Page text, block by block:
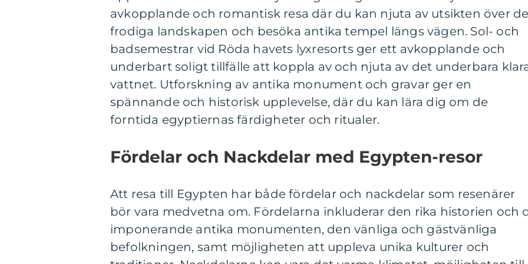
avkopplande och romantisk resa där du kan njuta av utsikten över de
frodiga landskapen och besöka antika tempel längs vägen. Sol- och
badsemestrar vid Röda havets lyxresorts ger ett avkopplande och
underbart soligt tillfälle att koppla av och njuta av det underbara
vattnet. Utforskning av antika monument och gravar ger en
spännande och historisk upplevelse, där du kan lära dig om de
forntida egyptiernas färdigheter och ritualer.
Fördelar och Nackdelar med Egypten-resor
Att resa till Egypten har både fördelar och nackdelar som resenärer
bör vara medvetna om. Fördelarna inkluderar den rika historien och
imponerande antika monumenten, den vänliga och gästvänliga
befolkningen, samt möjligheten att uppleva unika kulturer och